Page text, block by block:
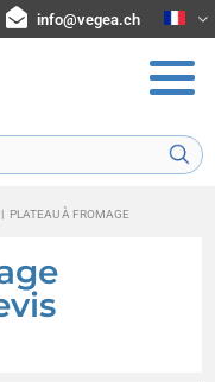
info@vegea.ch
| PLATEAU À FROMAGE